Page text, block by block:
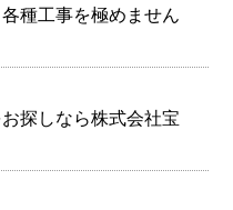
種工事を極めません
探しなら株式会社宝